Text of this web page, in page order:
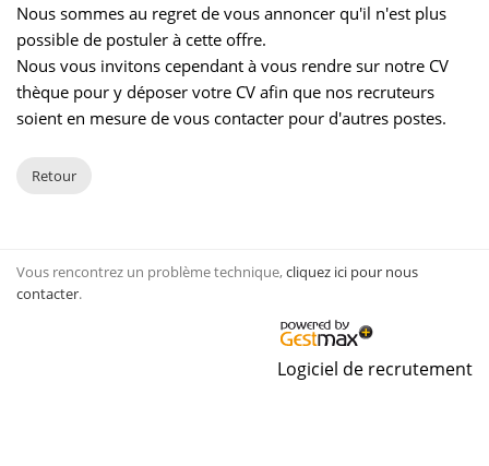
Nous sommes au regret de vous annoncer qu'il n'est plus
possible de postuler à cette offre.
Nous vous invitons cependant à vous rendre sur notre CV
thèque pour y déposer votre CV afin que nos recruteurs
soient en mesure de vous contacter pour d'autres postes.
Retour
Vous rencontrez un problème technique,cliquez ici pour nous
contacter.
Logiciel de recrutement